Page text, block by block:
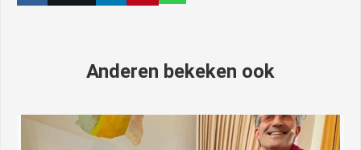
Anderen bekeken ook